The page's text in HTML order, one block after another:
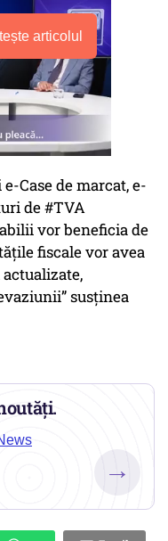
articolul
Case de marcat, e-
de #TVA
vor beneficia de
fiscale vor avea
susținea
→